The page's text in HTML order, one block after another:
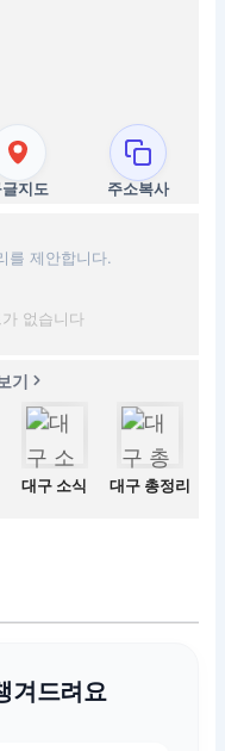
지도 주소복사
를 제안합니다.
없습니다
기
대구 소식 대구 총정리
겨드려요